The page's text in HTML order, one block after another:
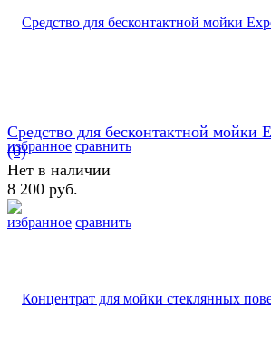
избранное сравнить
избранное сравнить
Средство для бесконтактной мойки
(0)
Нет в наличии
8 200 руб.